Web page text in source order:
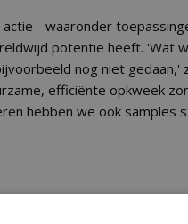
- waaronder
potentie heeft. 'Wat
nog niet gedaan,'
efficiënte opkweek
hebben we ook samples